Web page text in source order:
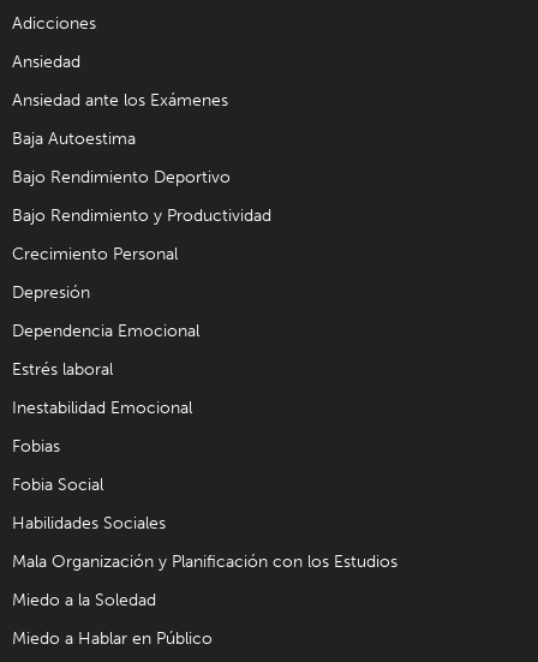
Adicciones
Ansiedad
Ansiedad ante los Exámenes
Baja Autoestima
Bajo Rendimiento Deportivo
Bajo Rendimiento y Productividad
Crecimiento Personal
Depresión
Dependencia Emocional
Estrés laboral
Inestabilidad Emocional
Fobias
Fobia Social
Habilidades Sociales
Mala Organización y Planificación con los Estudios
Miedo a la Soledad
Miedo a Hablar en Público